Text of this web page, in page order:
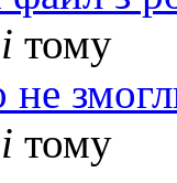
тому
не
тому